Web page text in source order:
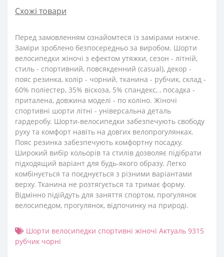
Схожі товари
Перед замовленням ознайомтеся із замірами нижче.
Заміри зроблено безпосередньо за виробом. Шорти
велосипедки жіночі з ефектом утяжки, сезон - літній,
стиль - спортивний, повсякденний (casual), декор -
пояс резинка, колір - чорний, тканина - рубчик, склад -
60% поліестер, 35% віскоза, 5% спандекс, , посадка -
приталена, довжина моделі - по коліно. Жіночі
спортивні шорти літні - універсальна деталь
гардеробу. Шорти-велосипедки забезпечують свободу
руху та комфорт навіть на довгих велопрогулянках.
Пояс резинка забезпечують комфортну посадку.
Широкий вибір кольорів та стилів дозволяє підібрати
підходящий варіант для будь-якого образу. Легко
комбінується та поєднується з різними варіантами
верху. Тканина не розтягується та тримає форму.
Відмінно підійдуть для заняття спортом, прогулянок
велосипедом, прогулянок, відпочинку на природі.
Шорти велосипедки спортивні жіночі Актуаль 9315
рубчик чорні